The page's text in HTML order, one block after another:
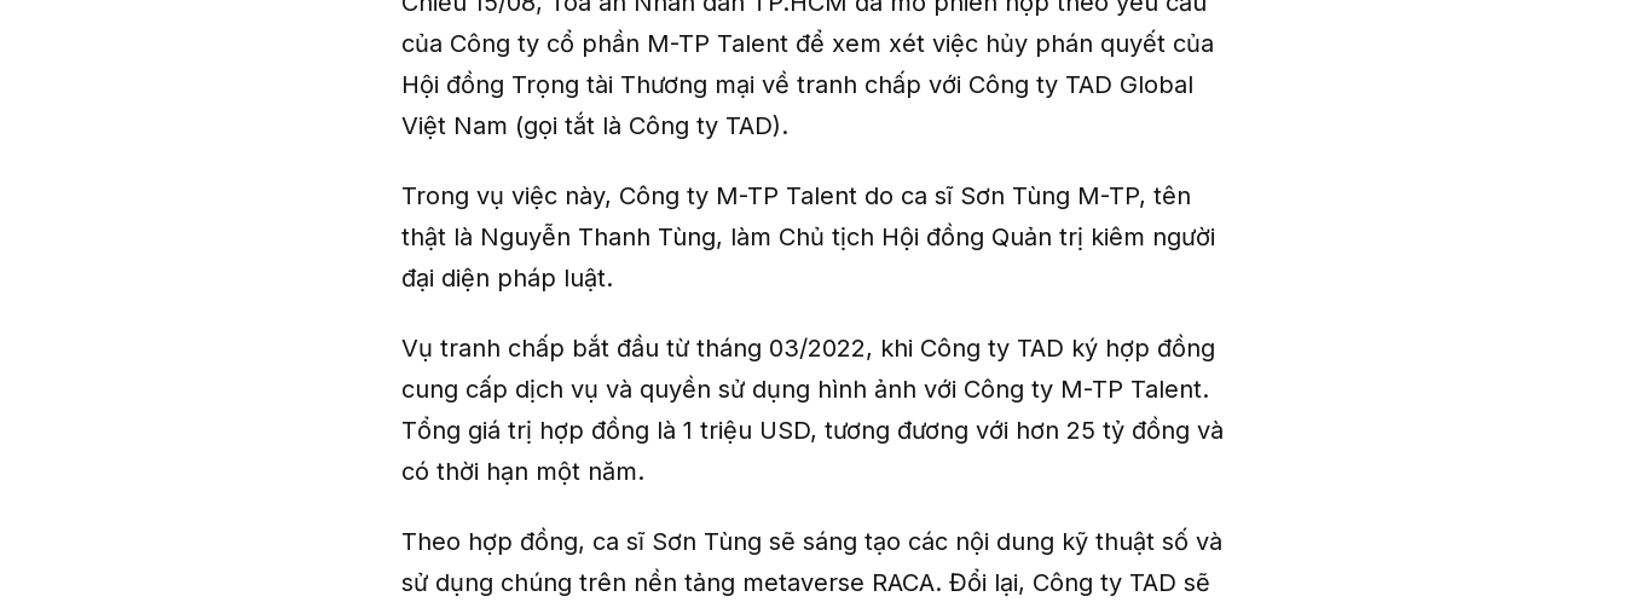
của Công ty cổ phần M-TP Talent để xem xét việc hủy phán quyết của
Hội đồng Trọng tài Thương mại về tranh chấp với Công ty TAD Global
Việt Nam (gọi tắt là Công ty TAD).
Trong vụ việc này, Công ty M-TP Talent do ca sĩ Sơn Tùng M-TP, tên
thật là Nguyễn Thanh Tùng, làm Chủ tịch Hội đồng Quản trị kiêm người
đại diện pháp luật.
Vụ tranh chấp bắt đầu từ tháng 03/2022, khi Công ty TAD ký hợp đồng
cung cấp dịch vụ và quyền sử dụng hình ảnh với Công ty M-TP Talent.
Tổng giá trị hợp đồng là 1 triệu USD, tương đương với hơn 25 tỷ đồng và
có thời hạn một năm.
Theo hợp đồng, ca sĩ Sơn Tùng sẽ sáng tạo các nội dung kỹ thuật số và
sử dụng chúng trên nền tảng metaverse RACA. Đổi lại, Công ty TAD sẽ